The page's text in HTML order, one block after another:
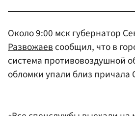
Около 9:00 мск губернатор
Развожаевсообщил, что в
система противовоздушной
обломки упали близ причала